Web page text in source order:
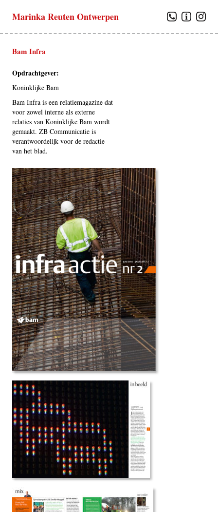
Marinka Reuten Ontwerpen
Bam Infra
Opdrachtgever:
Koninklijke Bam
Bam Infra is een relatiemagazine dat
voor zowel interne als externe
relaties van Koninklijke Bam wordt
gemaakt. ZB Communicatie is
verantwoordelijk voor de redactie
van het blad.